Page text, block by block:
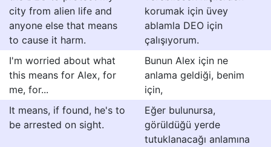
city from alien life and
anyone else that means
to cause it harm.
korumak için üvey
ablamla DEO için
çalışıyorum.
I'm worried about what
this means for Alex, for
me, for...
Bunun Alex için ne
anlama geldiği, benim
için,
It means, if found, he's to
be arrested on sight.
Eğer bulunursa,
görüldüğü yerde
tutuklanacağı anlamına